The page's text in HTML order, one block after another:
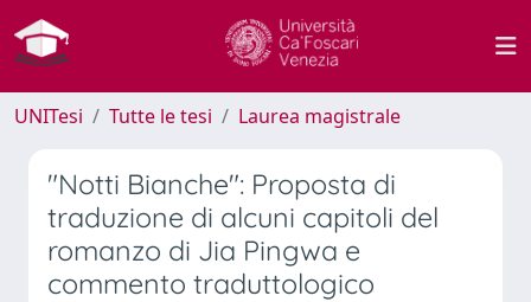
UNITesi Tutte le tesi Laurea magistrale
"Notti Bianche": Proposta di
traduzione di alcuni capitoli del
romanzo di Jia Pingwa e
commento traduttologico